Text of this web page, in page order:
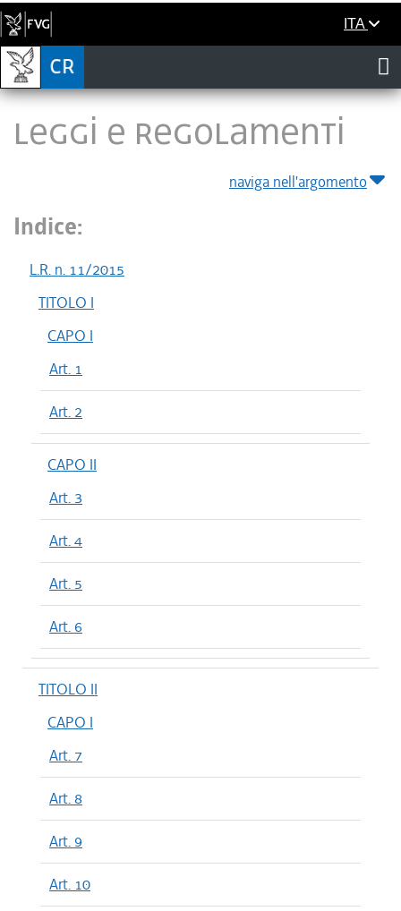
ITA
LEGGI E REGOLAMENTI
naviga nell'argomento
Indice:
L.R. n. 11/2015
TITOLO I
CAPO I
Art. 1
Art. 2
CAPO II
Art. 3
Art. 4
Art. 5
Art. 6
TITOLO II
CAPO I
Art. 7
Art. 8
Art. 9
Art. 10